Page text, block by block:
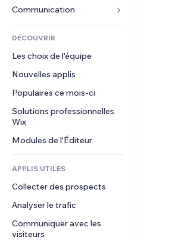
Classement de sites
E-mail
Comptabilité
Coupons et fidélisation
Solutions d'entreposage
Financement participatif
Alimentation et boissons
Restaurants
Immobilier
Réservations
Musique
Podcasts
Photographie
Vidéo
PDF
Partage de fichiers
Actualités
Services de contenu
Effets de texte
Cartes et navigation
Confidentialité
Horloge
Modèles de pages
Effets sur images
Boutons et menus
Bannières et badges
Calculateurs
Rechercher
Formulaires
Sondages
Chat
Commentaires
Téléphone
Communauté
Avis et commentaires
DÉCOUVRIR
Les choix de l'équipe
Nouvelles applis
Populaires ce mois‑ci
Solutions professionnelles
Wix
Modules de l'Éditeur
APPLIS UTILES
Collecter des prospects
Analyser le trafic
Communiquer avec les
visiteurs